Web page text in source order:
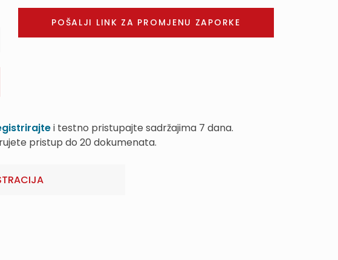
i testno pristupajte sadržajima 7 dana.
pristup do 20 dokumenata.